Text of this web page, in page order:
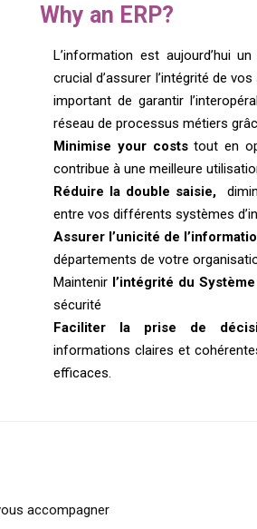
Why an ERP?
L’information est aujourd’hui
crucial d’assurer l’intégrité de
important de garantir
réseau de processus métiers
Minimise your coststout en
contribue à une meilleure
Réduire la double saisie,
entre vos différents systèmes
Assurer l’unicité de
départements de votre
Maintenir l’intégrité du
sécurité
Faciliter la prise de
informations claires et
efficaces.
accompagner